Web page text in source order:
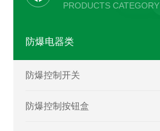
PRODUCTS CATEGORY
防爆电器类
防爆控制开关
防爆控制按钮盒